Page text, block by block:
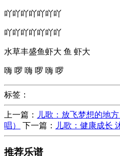
吖吖吖吖吖吖吖
吖吖吖吖吖吖吖
水草丰盛鱼虾大 鱼 虾大
嗨 啰 嗨 啰 嗨 啰
标签：
上一篇：
儿歌：放飞梦想的地
唱）
下一篇： 儿歌：健康成长
推荐乐谱